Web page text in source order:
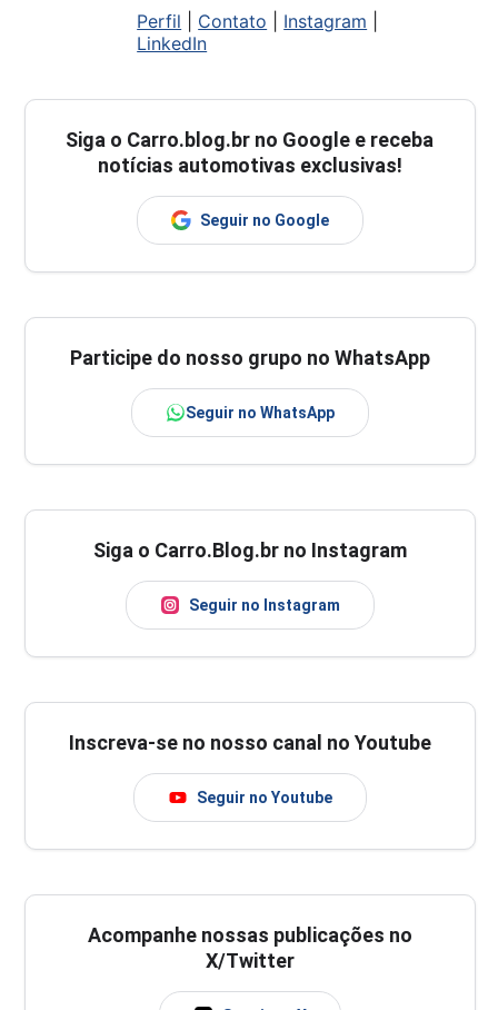
Perfil Contato Instagram
LinkedIn
Siga o Carro.blog.br no Google e receba
notícias automotivas exclusivas!
Seguir no Google
Participe do nosso grupo no WhatsApp
Seguir no WhatsApp
Siga o Carro.Blog.br no Instagram
Seguir no Instagram
Inscreva-se no nosso canal no Youtube
Seguir no Youtube
Acompanhe nossas publicações no
X/Twitter